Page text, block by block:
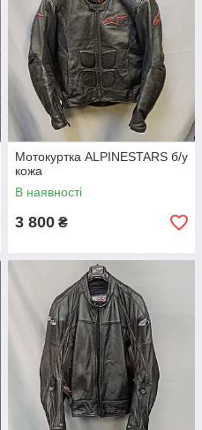
Мотокуртка ALPINESTARS б/у
кожа
В наявності
3 800 ₴